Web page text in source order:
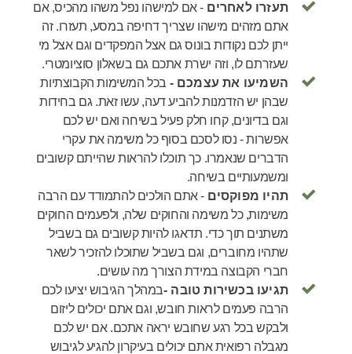
תעזרו לאחרים - אם למישהו נפל משהו מהכיס, אם
אתם מזהים מישהו שצריך דחיפה במסע, תעזרו. זה
ייתן לכם נקודות בונוס גם אצל המפקדים וגם אצל מי
שעזרתם לו, וזה ישרת אתכם גם בשאלון סוציומטרי.
השמיעו את עצמכם - בכל המשימות הקבוצתיות
שבהן יש הזדמנות להביע דעה, עשו זאת. גם בחידות
וגם בדיונים, קחו חלק פעיל בשיחה ואם יש לכם
אפשרות - נסו לסכם בסוף כל משימה את עקרי
הדברים שנאמרו. כך תוכלו להראות שהייתם קשובים
ומשמעותיים בשיחה.
תהיו מפוקסים - אתם הולכים להתמודד עם הרבה
משימות, כל משימה והחוקים שלה, ולפעמים החוקים
משתנים תוך כדי. תדאגו להיות קשובים גם בשביל
שתהיו מחוברים, וגם בשביל שתוכלו להזכיר לשאר
חברי הקבוצה במידת הצורך מה עושים.
תגיעו בכשירות טובה -במהלך הגיבוש יציעו לכם
הרבה פעמים לראות חובש, וגם אתם יכולים ליזום
ולבקש בכל רגע שחובש יראה אתכם. אם יש לכם
מגבלה רפואית אתם יכולים בעיקרון להגיע לגיבוש